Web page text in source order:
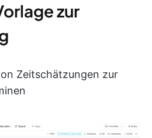
zur
Zeitschätzungen zur